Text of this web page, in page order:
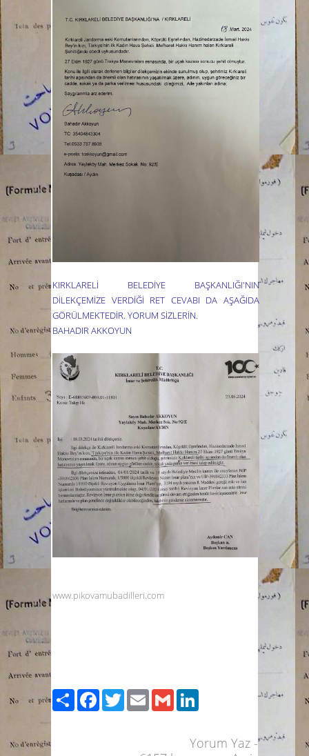
KIRKLARELİ BELEDİYE BAŞKANLIĞI'NIN
DİLEKÇEMİZE VERDİĞİ RET CEVABI DA AŞAĞIDA
GÖRÜLMEKTEDİR. YORUM SİZLERİN.
BAHADIR AKKOYUN
www.pikovamubadilleri.com
PaylaşFacebook
TwitterEmailGmail
Yorum Yaz -